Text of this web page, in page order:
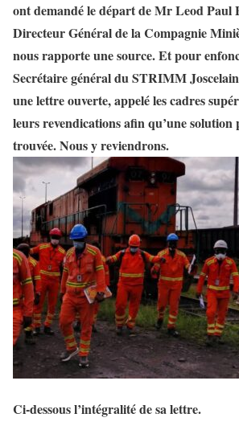
ont demandé le départ de Mr Leod Paul
Directeur Général de la Compagnie
nous rapporte une source. Et pour
Secrétaire général du STRIMM
une lettre ouverte, appelé les cadres
leurs revendications afin qu’une solution
trouvée.Nous y reviendrons.
Ci-dessous l’intégralité de sa lettre.